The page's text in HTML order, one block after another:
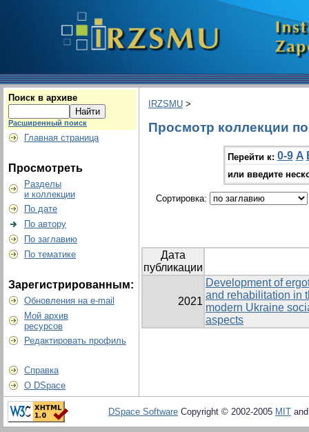
Поиск в архиве
Расширенный поиск
Главная страница
Просмотреть
Разделы
и коллекции
По дате
По автору
По заглавию
По тематике
Зарегистрированным:
Обновления на e-mail
Мой архив
ресурсов
Редактировать профиль
Справка
О DSpace
IRZSMU >
Просмотр коллекции
Перейти к: 0-9 A
или введите
Сортировка:
Дата
публикации
2021
Development of
and rehabilitation in
modern Ukraine
aspects
DSpace Software Copyright © 2002-2005 MIT